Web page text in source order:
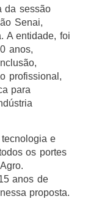
da sessão
Senai,
A entidade, foi
anos,
profissional,
para
e
os portes
anos de
proposta.